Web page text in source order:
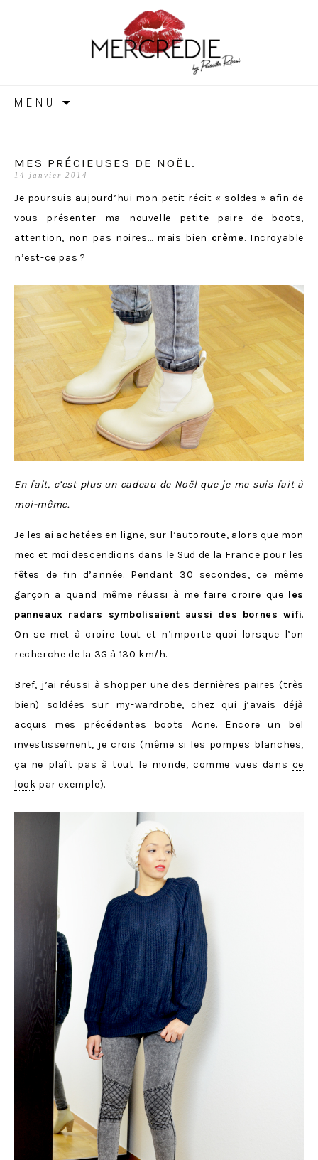
MERCREDIE
MENU
MES PRÉCIEUSES DE NOËL.
14 janvier 2014
Je poursuis aujourd’hui mon petit récit « soldes » afin de
vous présenter ma nouvelle petite paire de boots,
attention, non pas noires… mais bien crème. Incroyable
n’est-ce pas ?
En fait, c’est plus un cadeau de Noël que je me suis fait à
moi-même.
Je les ai achetées en ligne, sur l’autoroute, alors que mon
mec et moi descendions dans le Sud de la France pour les
fêtes de fin d’année. Pendant 30 secondes, ce même
garçon a quand même réussi à me faire croire que les
panneaux radars
symbolisaient aussi des bornes wifi.
On se met à croire tout et n’importe quoi lorsque l’on
recherche de la 3G à 130 km/h.
Bref, j’ai réussi à shopper une des dernières paires (très
bien) soldées sur my-wardrobe, chez qui j’avais déjà
acquis mes précédentes boots Acne. Encore un bel
investissement, je crois (même si les pompes blanches,
ça ne plaît pas à tout le monde, comme vues dans ce
look par exemple).